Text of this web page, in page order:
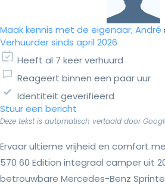
Maak kennis met de eigenaar, André
Verhuurder sinds april 2026
Heeft al 7 keer verhuurd
Reageert binnen een paar uur
Identiteit geverifieerd
Stuur een bericht
Deze tekst is automatisch vertaald door
Ervaar ultieme vrijheid en comfort
570 60 Edition integraal camper uit
betrouwbare Mercedes-Benz